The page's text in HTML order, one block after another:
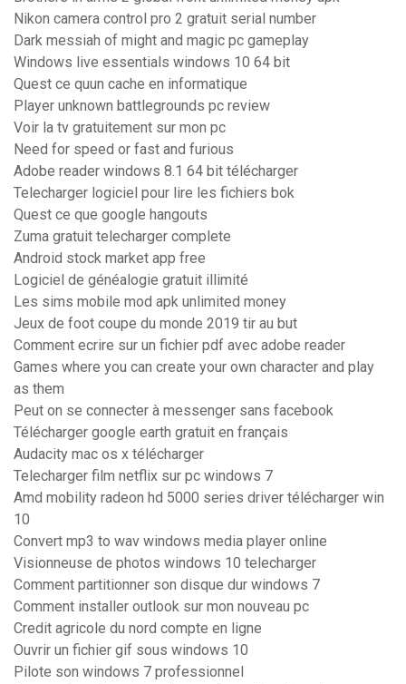
Nikon camera control pro 2 gratuit serial number
Dark messiah of might and magic pc gameplay
Windows live essentials windows 10 64 bit
Quest ce quun cache en informatique
Player unknown battlegrounds pc review
Voir la tv gratuitement sur mon pc
Need for speed or fast and furious
Adobe reader windows 8.1 64 bit télécharger
Telecharger logiciel pour lire les fichiers bok
Quest ce que google hangouts
Zuma gratuit telecharger complete
Android stock market app free
Logiciel de généalogie gratuit illimité
Les sims mobile mod apk unlimited money
Jeux de foot coupe du monde 2019 tir au but
Comment ecrire sur un fichier pdf avec adobe reader
Games where you can create your own character and play
as them
Peut on se connecter à messenger sans facebook
Télécharger google earth gratuit en français
Audacity mac os x télécharger
Telecharger film netflix sur pc windows 7
Amd mobility radeon hd 5000 series driver télécharger win
10
Convert mp3 to wav windows media player online
Visionneuse de photos windows 10 telecharger
Comment partitionner son disque dur windows 7
Comment installer outlook sur mon nouveau pc
Credit agricole du nord compte en ligne
Ouvrir un fichier gif sous windows 10
Pilote son windows 7 professionnel